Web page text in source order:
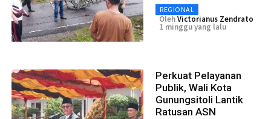
REGIONAL
OlehVictorianus Zendrato
1 minggu yang lalu
Perkuat Pelayanan
Publik, Wali Kota
Gunungsitoli Lantik
Ratusan ASN